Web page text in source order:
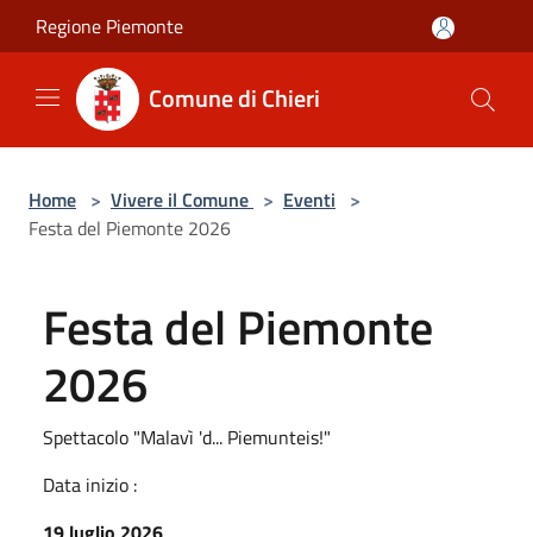
Salta al contenuto principale
Regione Piemonte
Comune di Chieri
Home > Vivere il Comune > Eventi >
Festa del Piemonte 2026
Festa del Piemonte
2026
Spettacolo "Malavì 'd... Piemunteis!"
Data inizio :